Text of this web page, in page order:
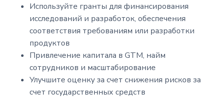
Используйте гранты для финансирования
исследований и разработок, обеспечения
соответствия требованиям или разработки
продуктов
Привлечение капитала в GTM, найм
сотрудников и масштабирование
Улучшите оценку за счет снижения рисков за
счет государственных средств